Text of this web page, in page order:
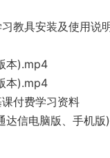
习教具安装及使用说
本).mp4
本).mp4
课付费学习资料
达信电脑版、手